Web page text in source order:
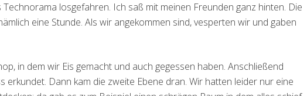
losgefahren. Ich saß mit meinen Freunden ganz hinten. Die
eine Stunde. Als wir angekommen sind, vesperten wir und gaben
in dem wir Eis gemacht und auch gegessen haben. Anschließend
erkundet. Dann kam die zweite Ebene dran. Wir hatten leider nur eine